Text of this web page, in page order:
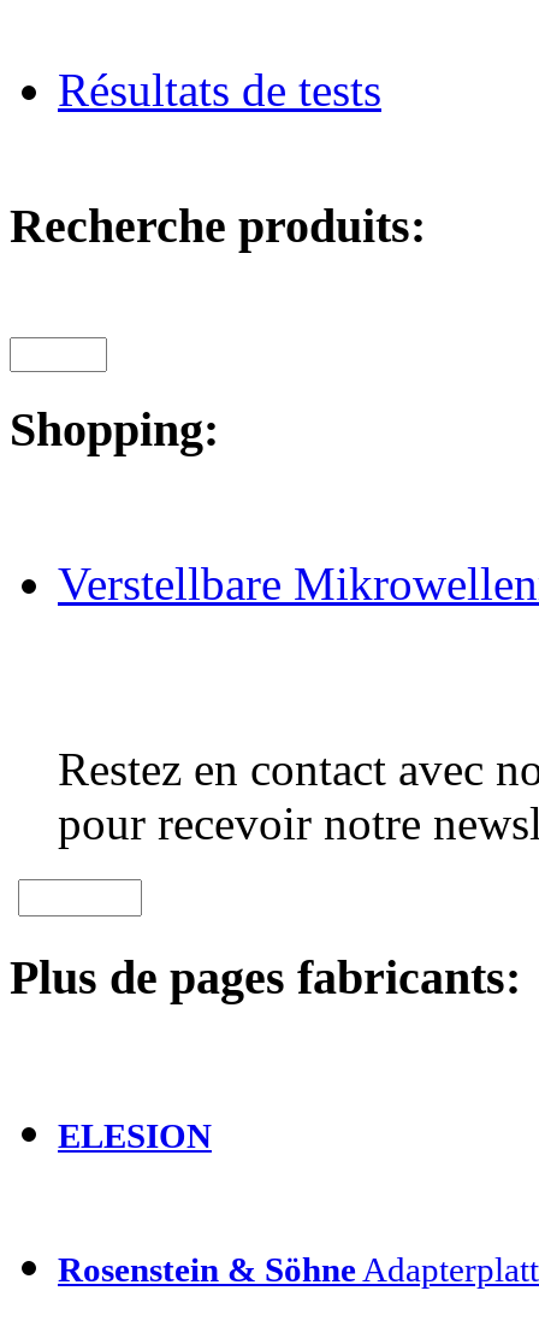
Résultats de tests
Recherche produits:
Shopping:
Verstellbare
Restez en contact avec
pour recevoir notre
Plus de pages fabricants:
ELESION
Rosenstein & Söhne